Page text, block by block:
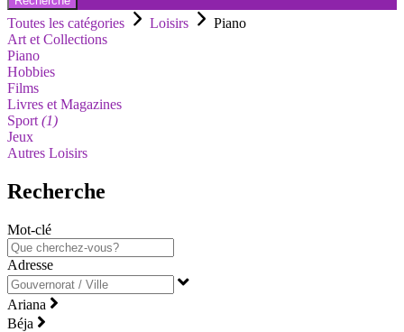
Toutes les catégories Loisirs
Piano
Art et Collections
Piano
Hobbies
Films
Livres et Magazines
Sport (1)
Jeux
Autres Loisirs
Recherche
Mot-clé
Adresse
Ariana
Béja